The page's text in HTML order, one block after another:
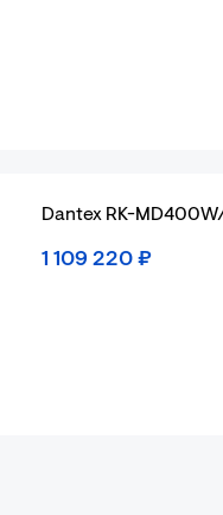
Dantex RK-
1 109 220 ₽